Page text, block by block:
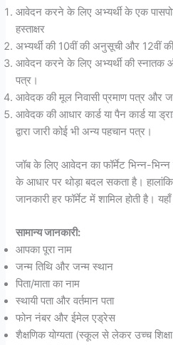
आवेदन करने के लिए अभ्यर्थी के एक
हस्ताक्षर
अभ्यर्थी की 10वीं की अनुसूची और 12वीं
आवेदन करने के लिए अभ्यर्थी की स्नातक
पत्र।
आवेदक की मूल निवासी प्रमाण पत्र और
आवेदक की आधार कार्ड या पैन कार्ड या
द्वारा जारी कोई भी अन्य पहचान पत्र।
जॉब के लिए आवेदन का फॉर्मेट भिन्न-
के आधार पर थोड़ा बदल सकता है।
जानकारी हर फॉर्मेट में शामिल होती है।
सामान्य जानकारी:
आपका पूरा नाम
जन्म तिथि और जन्म स्थान
पिता/माता का नाम
स्थायी पता और वर्तमान पता
फोन नंबर और ईमेल एड्रेस
शैक्षणिक योग्यता (स्कूल से लेकर उच्च